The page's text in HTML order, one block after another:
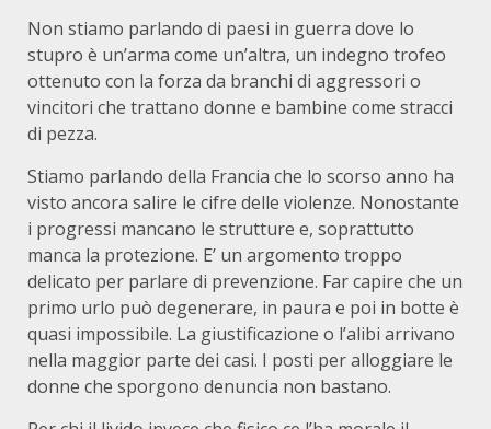
Non stiamo parlando di paesi in guerra dove lo
stupro è un’arma come un’altra, un indegno trofeo
ottenuto con la forza da branchi di aggressori o
vincitori che trattano donne e bambine come stracci
di pezza.
Stiamo parlando della Francia che lo scorso anno ha
visto ancora salire le cifre delle violenze. Nonostante
i progressi mancano le strutture e, soprattutto
manca la protezione. E’ un argomento troppo
delicato per parlare di prevenzione. Far capire che un
primo urlo può degenerare, in paura e poi in botte è
quasi impossibile. La giustificazione o l’alibi arrivano
nella maggior parte dei casi. I posti per alloggiare le
donne che sporgono denuncia non bastano.